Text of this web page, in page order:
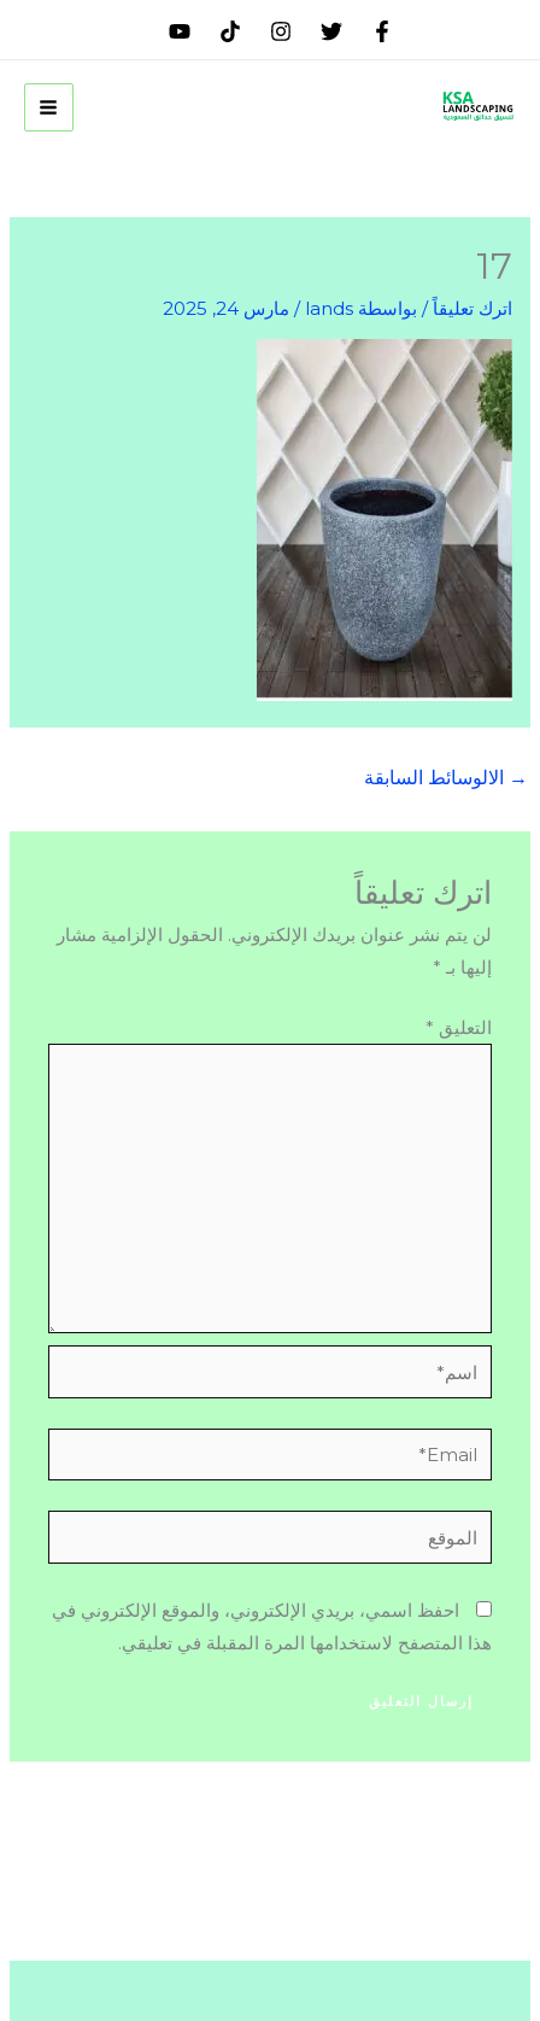
17
اترك تعليقاً / بواسطة lands
/ مارس 24, 2025
→ الالوسائط السابقة
اترك تعليقاً
لن يتم نشر عنوان بريدك الإلكتروني. الحقول الإلزامية مشار
إليها بـ *
التعليق *
اسم*
Email*
الموقع
احفظ اسمي، بريدي الإلكتروني، والموقع الإلكتروني في
هذا المتصفح لاستخدامها المرة المقبلة في تعليقي.